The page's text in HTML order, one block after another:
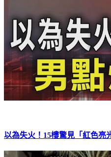
以為失火！15樓驚見「紅色亮